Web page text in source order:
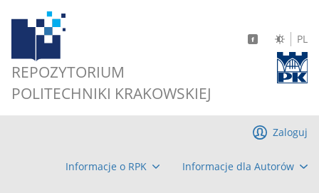
REPOZYTORIUM
POLITECHNIKI KRAKOWSKIEJ
PL
Informacje o RPK Informacje dla Autorów
Zaloguj